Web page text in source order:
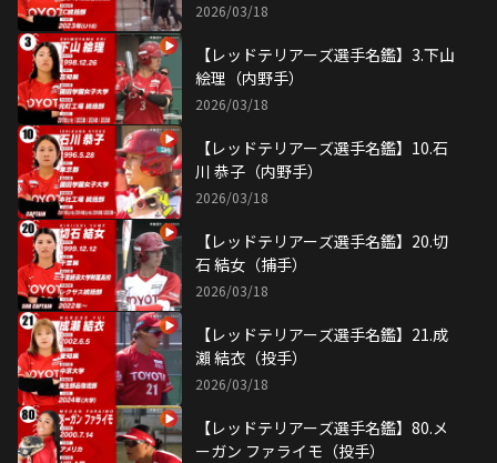
2026/03/18
【レッドテリアーズ選手名鑑】3.下山
絵理（内野手）
2026/03/18
【レッドテリアーズ選手名鑑】10.石
川 恭子（内野手）
2026/03/18
【レッドテリアーズ選手名鑑】20.切
石 結女（捕手）
2026/03/18
【レッドテリアーズ選手名鑑】21.成
瀨 結衣（投手）
2026/03/18
【レッドテリアーズ選手名鑑】80.メ
ーガン ファライモ（投手）